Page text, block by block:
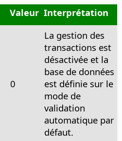
Valeur Interprétation
0
La gestion des
transactions est
désactivée et la
base de données
est définie sur le
mode de
validation
automatique par
défaut.